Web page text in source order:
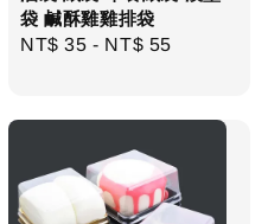
袋 鹹酥雞雞排袋
Regular
NT$ 35 - NT$ 55